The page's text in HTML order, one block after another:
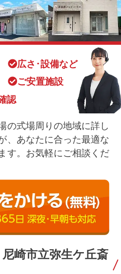
広さ･設備など
ご安置施設
認
の式場周りの地域に詳し
、あなたに合った最適な
す。お気軽にご相談くだ
尼崎市立弥生ケ丘斎